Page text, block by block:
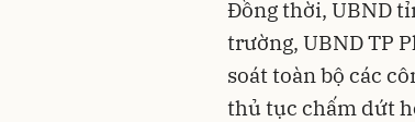
Đồng thời, UBND
trường, UBND TP
soát toàn bộ các
thủ tục chấm dứt